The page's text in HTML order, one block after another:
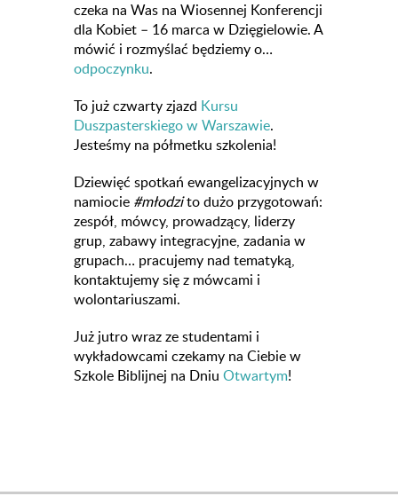
czeka na Was na Wiosennej Konferencji
dla Kobiet – 16 marca w Dzięgielowie. A
mówić i rozmyślać będziemy o…
odpoczynku.
To już czwarty zjazd Kursu
Duszpasterskiego w Warszawie.
Jesteśmy na półmetku szkolenia!
Dziewięć spotkań ewangelizacyjnych w
namiocie #młodzito dużo przygotowań:
zespół, mówcy, prowadzący, liderzy
grup, zabawy integracyjne, zadania w
grupach… pracujemy nad tematyką,
kontaktujemy się z mówcami i
wolontariuszami.
Już jutro wraz ze studentami i
wykładowcami czekamy na Ciebie w
Szkole Biblijnej na DniuOtwartym!